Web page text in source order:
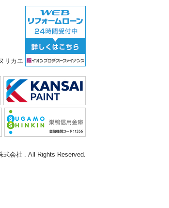
式会社 . All Rights Reserved.